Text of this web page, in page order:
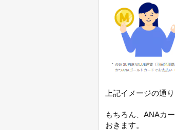
上記イメージの通
もちろん、ANAカ
おきます。